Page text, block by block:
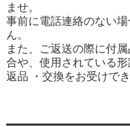
ませ。
事前に電話連絡のない
ん。
また、ご返送の際に付
合や、使用されている
返品 ・交換をお受けで